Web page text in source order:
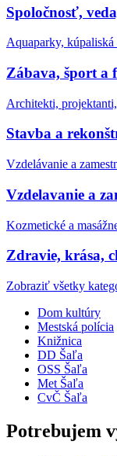
Spoločnosť,
Aquaparky, kúpaliská
Zábava, šport a
Architekti,
Stavba a
Vzdelávanie a
Vzdelavanie a
Kozmetické a
Zdravie, krása,
Zobraziť všetky
Dom kultúry
Mestská polícia
Knižnica
DD Šaľa
OSS Šaľa
Met Šaľa
CvČ Šaľa
Potrebujem